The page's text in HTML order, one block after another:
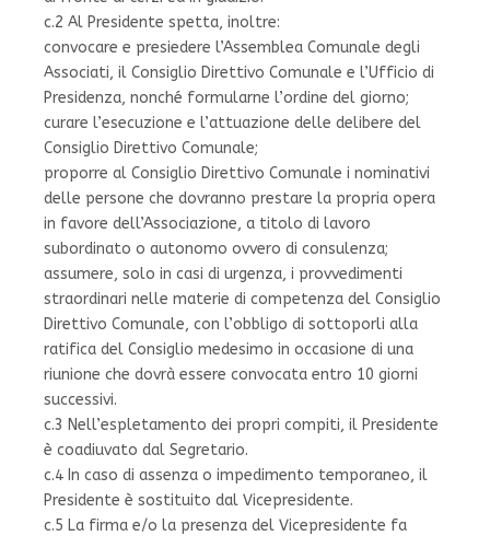
c.2 Al Presidente spetta, inoltre:
convocare e presiedere l’Assemblea Comunale degli
Associati, il Consiglio Direttivo Comunale e l’Ufficio di
Presidenza, nonché formularne l’ordine del giorno;
curare l’esecuzione e l’attuazione delle delibere del
Consiglio Direttivo Comunale;
proporre al Consiglio Direttivo Comunale i nominativi
delle persone che dovranno prestare la propria opera
in favore dell’Associazione, a titolo di lavoro
subordinato o autonomo ovvero di consulenza;
assumere, solo in casi di urgenza, i provvedimenti
straordinari nelle materie di competenza del Consiglio
Direttivo Comunale, con l’obbligo di sottoporli alla
ratifica del Consiglio medesimo in occasione di una
riunione che dovrà essere convocata entro 10 giorni
successivi.
c.3 Nell’espletamento dei propri compiti, il Presidente
è coadiuvato dal Segretario.
c.4 In caso di assenza o impedimento temporaneo, il
Presidente è sostituito dal Vicepresidente.
c.5 La firma e/o la presenza del Vicepresidente fa